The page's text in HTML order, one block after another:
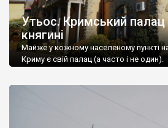
Утьос. Кримський палац
княгині
Майже у кожному населеному пункті
Криму є свій палац (а часто і не один).